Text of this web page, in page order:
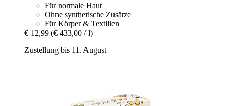
Für normale Haut
Ohne synthetische Zusätze
Für Körper & Textilien
€ 12,99 (€ 433,00 / l)
Zustellung bis 11. August